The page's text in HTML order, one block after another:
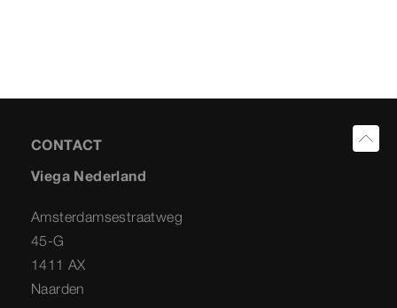
CONTACT
Viega Nederland
Amsterdamsestraatweg
45-G
1411 AX
Naarden